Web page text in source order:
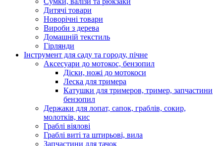
Дитячі товари
Новорічні товари
Вироби з дерева
Домашній текстиль
Гірлянди
Інструмент для саду та городу, пічне
Аксесуари до мотокос, бензопил
Діски, ножі до мотокоси
Леска для тримера
Катушки для тримеров, тример, запчастини
бензопил
Держаки для лопат, сапок, граблів, сокир,
молотків, кис
Граблі віялові
Граблі виті та штирьові, вила
Запчастини для тачок